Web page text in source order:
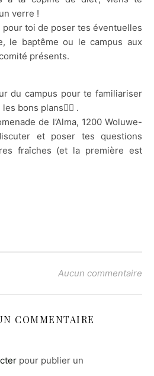
verre !
pour toi de poser tes éventuelles
le baptême ou le campus aux
présents.
du campus pour te familiariser
bons plans👌🏻 .
de l’Alma, 1200 Woluwe-
et poser tes questions
fraîches (et la première est
Aucun commentaire
COMMENTAIRE
pour publier un